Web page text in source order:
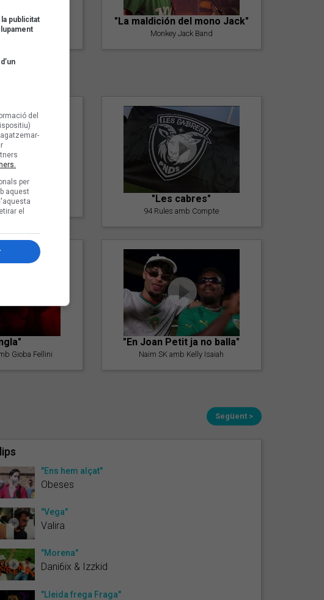
A Kiss"
Levi
"La maldición del mono Jack"
Monkey Jack Band
Joan Muntaner
"Les cabres"
94 Rules amb Compte
Gioba Fellini
"En Joan Petit ja no balla"
Naim SK amb Kelly Isaiah
Següent >
"Ens hem alçat"
Obeses
"Vega"
Valira
"Morena"
Dani6ix & Izzkid
"Lleida frega Fraga"
publicitat
del
per
aquest
el